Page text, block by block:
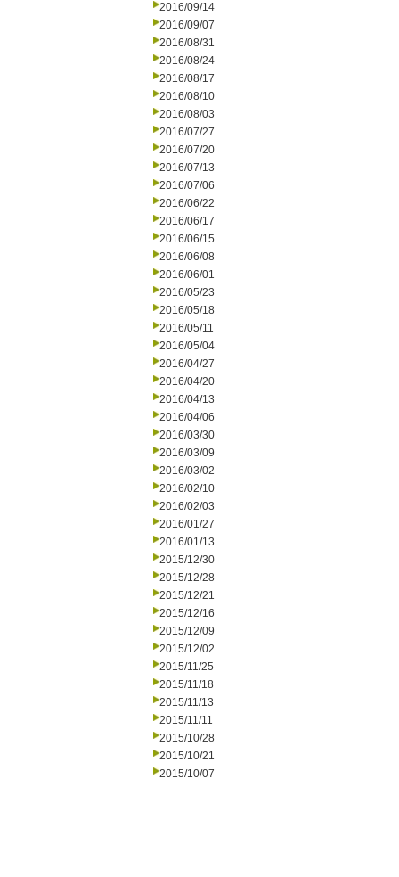
2016/09/14
2016/09/07
2016/08/31
2016/08/24
2016/08/17
2016/08/10
2016/08/03
2016/07/27
2016/07/20
2016/07/13
2016/07/06
2016/06/22
2016/06/17
2016/06/15
2016/06/08
2016/06/01
2016/05/23
2016/05/18
2016/05/11
2016/05/04
2016/04/27
2016/04/20
2016/04/13
2016/04/06
2016/03/30
2016/03/09
2016/03/02
2016/02/10
2016/02/03
2016/01/27
2016/01/13
2015/12/30
2015/12/28
2015/12/21
2015/12/16
2015/12/09
2015/12/02
2015/11/25
2015/11/18
2015/11/13
2015/11/11
2015/10/28
2015/10/21
2015/10/07